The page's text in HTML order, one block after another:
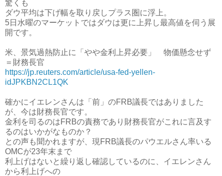
驚くも
ダウ平均は下げ幅を取り戻しプラス圏に浮上。
5日水曜のマーケットではダウは更に上昇し最高値を伺う展
開です。
米、景気過熱防止に「やや金利上昇必要」 物価懸念せず
＝財務長官
https://jp.reuters.com/article/usa-fed-yellen-
idJPKBN2CL1QK
確かにイエレンさんは「前」のFRB議長ではありました
が、今は財務長官です。
金利を司るのはFRBの責務であり財務長官がこれに言及す
るのはいかがなものか？
との声も聞かれますが、現FRB議長のパウエルさん率いる
OMCが23年末まで
利上げはないと繰り返し確認しているのに、イエレンさん
から利上げへの